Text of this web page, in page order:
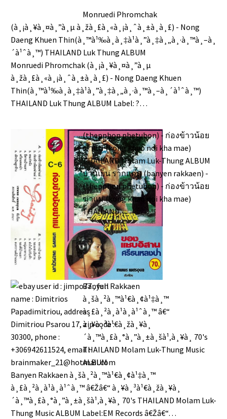
Monruedi Phromchak
(à¸¡à¸¥à¸¤à¸”à¸µ à¸žà¸£à¸«à¸¡à¸ˆà¸±à¸à¸£) - Nong
Daeng Khuen Thin(à¸™à¹‰à¸­à¸‡à¹à¸”à¸‡à¸„à¸·à¸™à¸–à¸
´à¹ˆà¸™) THAILAND Luk Thung ALBUM
Monruedi Phromchak (à¸¡à¸¥à¸¤à¸”à¸µ
à¸žà¸£à¸«à¸¡à¸ˆà¸±à¸à¸£) - Nong Daeng Khuen
Thin(à¸™à¹‰à¸­à¸‡à¹à¸”à¸‡à¸„à¸·à¸™à¸–à¸´à¹ˆà¸™)
THAILAND Luk Thung ALBUM Label: ?…
(thepphon phetubon) - ก่องข้าวน้อย
ฆ่าแม่ (kong khao noi kha mae)
THAILAND Molam Luk-Thung ALBUM
บานเย็น รากแก่น (banyen rakkaen) -
(thepphon phetubon) - ก่องข้าวน้อย
ฆ่าแม่ (kong khao noi kha mae)
THAILAND…
Banyen Rakkaen
à¸šà¸²à¸™à¹€à¸¢à¹‡à¸™
à¸£à¸²à¸à¹à¸à¹ˆà¸™ â€“
à¸¥à¸³à¹€à¸žà¸¥à¸
´à¸™à¸£à¸°à¸”à¸±à¸šà¹‚à¸¥à¸ 70's
THAILAND Molam Luk-Thung Music
ALBUM
Banyen Rakkaen à¸šà¸²à¸™à¹€à¸¢à¹‡à¸™
à¸£à¸²à¸à¹à¸à¹ˆà¸™ â€Žâ€“ à¸¥à¸³à¹€à¸žà¸¥à¸
´à¸™à¸£à¸°à¸”à¸±à¸šà¹‚à¸¥à¸ 70's THAILAND Molam Luk-
Thung Music ALBUM Label:EM Records â€Žâ€“…